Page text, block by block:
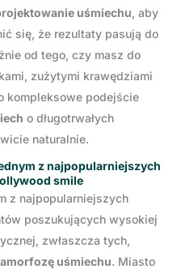
uśmiechu, aby
się, że rezultaty pasują do
od tego, czy masz do
zużytymi krawędziami
kompleksowe podejście
o długotrwałych
naturalnie.
z najpopularniejszych
smile
z najpopularniejszych
poszukujących wysokiej
zwłaszcza tych,
uśmiechu. Miasto